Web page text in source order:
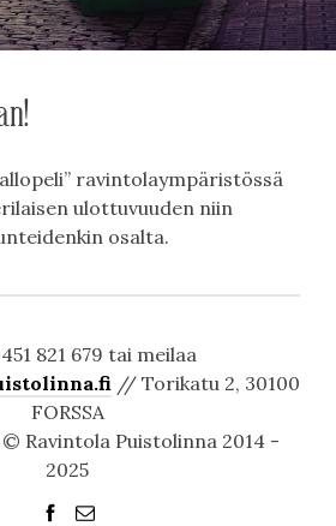
ravintolaympäristössä
ulottuvuuden niin
osalta.
821 679 tai meilaa
// Torikatu 2, 30100
FORSSA
Ravintola Puistolinna 2014 -
2025